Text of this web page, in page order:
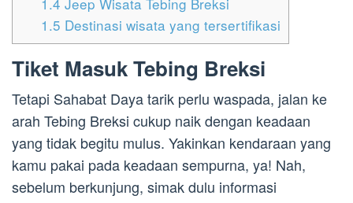
1.5 Destinasi wisata yang tersertifikasi
Tiket Masuk Tebing Breksi
Tetapi Sahabat Daya tarik perlu waspada, jalan ke
arah Tebing Breksi cukup naik dengan keadaan
yang tidak begitu mulus. Yakinkan kendaraan yang
kamu pakai pada keadaan sempurna, ya! Nah,
sebelum berkunjung, simak dulu informasi